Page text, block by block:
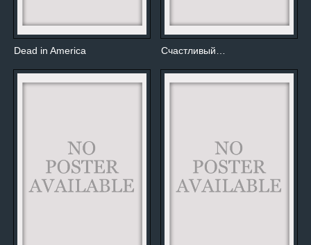
Dead in America Счастливый…